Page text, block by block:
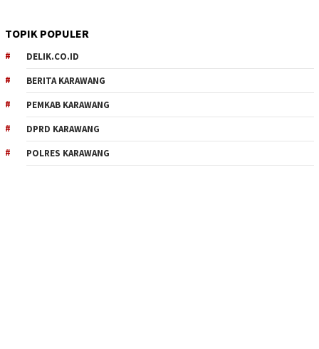
TOPIK POPULER
DELIK.CO.ID
BERITA KARAWANG
PEMKAB KARAWANG
DPRD KARAWANG
POLRES KARAWANG